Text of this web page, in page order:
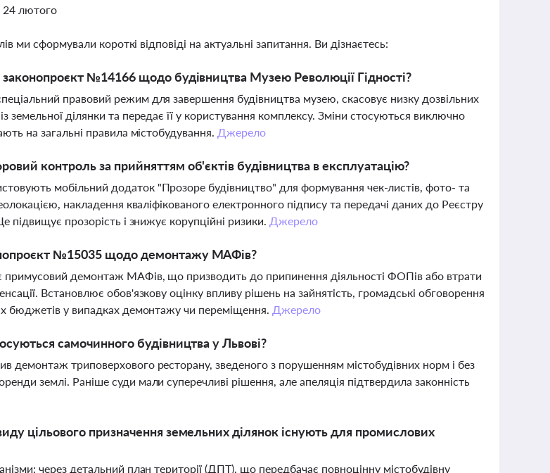
24 лютого
ми сформували короткі відповіді на актуальні запитання. Ви дізнаєтесь:
законопроєкт №14166 щодо будівництва Музею Революції Гідності?
правовий режим для завершення будівництва музею, скасовує низку дозвільних
земельної ділянки та передає її у користування комплексу. Зміни стосуються виключно
на загальні правила містобудування. Джерело
контроль за прийняттям об'єктів будівництва в експлуатацію?
мобільний додаток "Прозоре будівництво" для формування чек-листів, фото- та
накладення кваліфікованого електронного підпису та передачі даних до Реєстру
підвищує прозорість і знижує корупційні ризики. Джерело
№15035 щодо демонтажу МАФів?
примусовий демонтаж МАФів, що призводить до припинення діяльності ФОПів або втрати
Встановлює обов'язкову оцінку впливу рішень на зайнятість, громадські обговорення
бюджетів у випадках демонтажу чи переміщення. Джерело
самочинного будівництва у Львові?
демонтаж триповерхового ресторану, зведеного з порушенням містобудівних норм і без
землі. Раніше суди мали суперечливі рішення, але апеляція підтвердила законність
цільового призначення земельних ділянок існують для промислових
через детальний план території (ДПТ), що передбачає повноцінну містобудівну